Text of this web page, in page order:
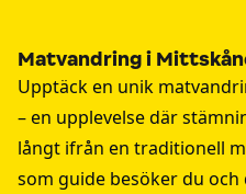
Matvandring i
Upptäck en unik
– en upplevelse där
långt ifrån en traditionell
som guide besöker du och